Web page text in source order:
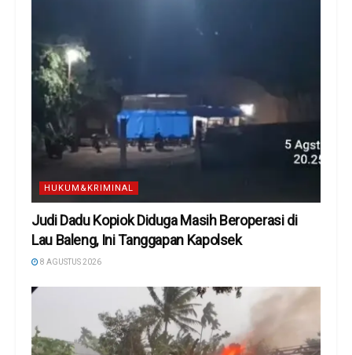
HUKUM&KRIMINAL
Judi Dadu Kopiok Diduga Masih Beroperasi di
Lau Baleng, Ini Tanggapan Kapolsek
8 AGUSTUS 2026